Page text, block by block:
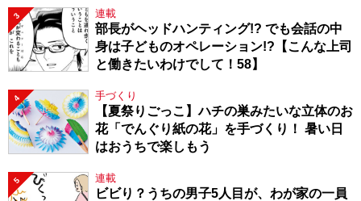
3 連載
部長がヘッドハンティング!? でも会話の中
身は子どものオペレーション!?【こんな上司
と働きたいわけでして！58】
4 手づくり
【夏祭りごっこ】ハチの巣みたいな立体のお
花「でんぐり紙の花」を手づくり！ 暑い日
はおうちで楽しもう
5 連載
ビビり？うちの男子5人目が、わが家の一員